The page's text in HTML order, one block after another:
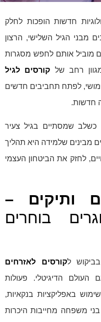
חדשות הופכות לחלק
מבני הגיל השלישי, הרצון
מוביל אותם לחפש מסגרות
רחב של קורסים לגיל
לפתח תחביבים חדשים
חדשות.
כשלב שמסתיים בגיל צעיר
מבינים שלמידה היא תהליך
לחזק את הביטחון העצמי
ותיקים –
בוחרים
לקורסים לאזרחים
הדיגיטלי. פעולות
באפליקציות בנקאיות,
משפחה מחייבות היכרות